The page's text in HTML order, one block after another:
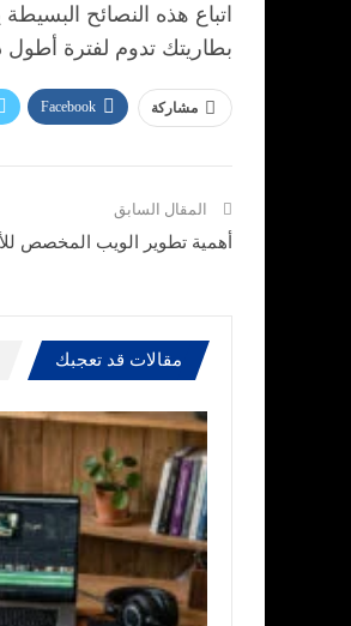
اتباع هذه النصائح
بطاريتك تدوم لفترة
مشاركة Facebook
المقال السابق
أهمية تطوير الويب المخصص
مقالات قد تعجبك